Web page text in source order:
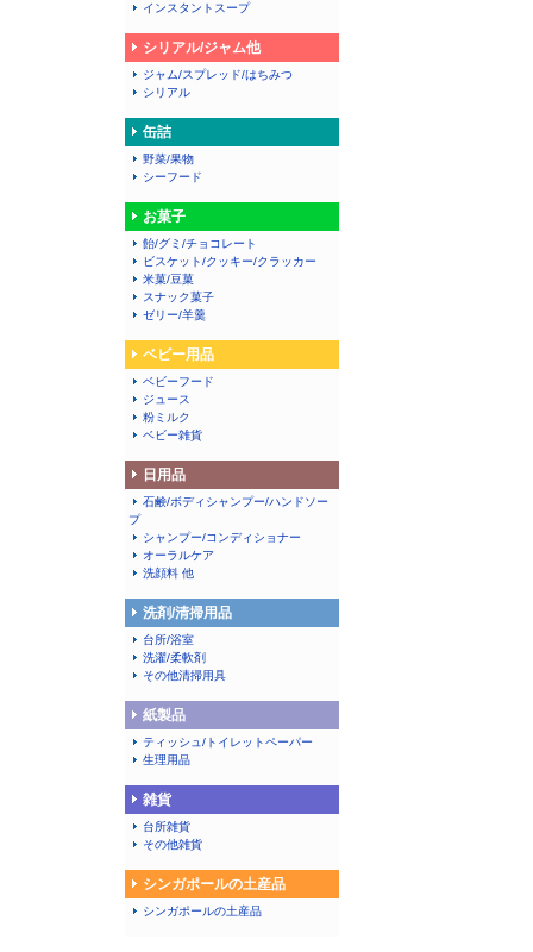
インスタントスープ
シリアル/ジャム他
ジャム/スプレッド/はちみつ
シリアル
缶詰
野菜/果物
シーフード
お菓子
飴/グミ/チョコレート
ビスケット/クッキー/クラッカー
米菓/豆菓
スナック菓子
ゼリー/羊羹
ベビー用品
ベビーフード
ジュース
粉ミルク
ベビー雑貨
日用品
石鹸/ボディシャンプー/ハンドソー
プ
シャンプー/コンディショナー
オーラルケア
洗顔料 他
洗剤/清掃用品
台所/浴室
洗濯/柔軟剤
その他清掃用具
紙製品
ティッシュ/トイレットペーパー
生理用品
雑貨
台所雑貨
その他雑貨
シンガポールの土産品
シンガポールの土産品